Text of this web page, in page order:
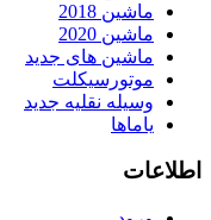
ماشین 2018
ماشین 2020
ماشین های جدید
موتورسیکلت
وسیله نقلیه جدید
یاماها
اطلاعات